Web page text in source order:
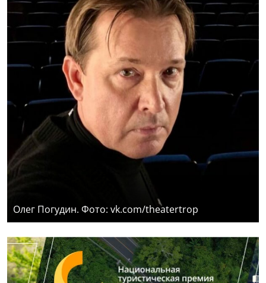
Олег Погудин. Фото: vk.com/theatertrop